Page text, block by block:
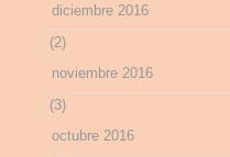
diciembre 2016
(2)
noviembre 2016
(3)
octubre 2016